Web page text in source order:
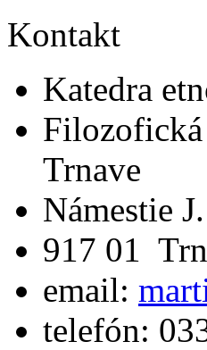
Kontakt
Katedra
Trnave
Námestie
917 01
email:
telefón: